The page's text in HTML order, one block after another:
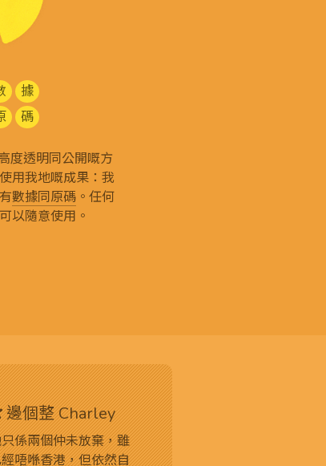
據
碼
度透明同公開嘅方
用我地嘅成果：我
數據同原碼。任何
以隨意使用。
邊個整 Charley
係兩個仲未放棄，雖
唔喺香港，但依然自